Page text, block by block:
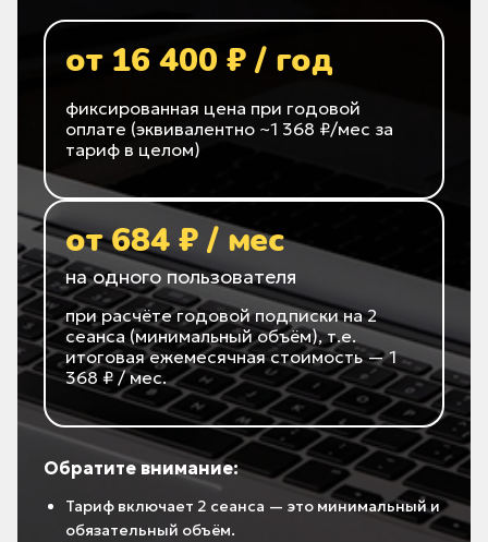
от 16 400 ₽ / год
фиксированная цена при годовой
оплате (эквивалентно ~1 368 ₽/мес за
тариф в целом)
от 684 ₽ / мес
на одного пользователя
при расчёте годовой подписки на 2
сеанса (минимальный объём), т.е.
итоговая ежемесячная стоимость — 1
368 ₽ / мес.
Обратите внимание:
Тариф включает 2 сеанса — это минимальный и
обязательный объём.